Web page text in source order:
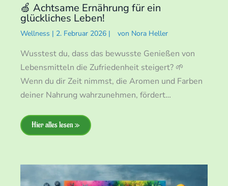
🍏 Achtsame Ernährung für ein
glückliches Leben!
Wellness | 2. Februar 2026 | von Nora Heller
Wusstest du, dass das bewusste Genießen von
Lebensmitteln die Zufriedenheit steigert? 🌱
Wenn du dir Zeit nimmst, die Aromen und Farben
deiner Nahrung wahrzunehmen, fördert…
Hier alles lesen »